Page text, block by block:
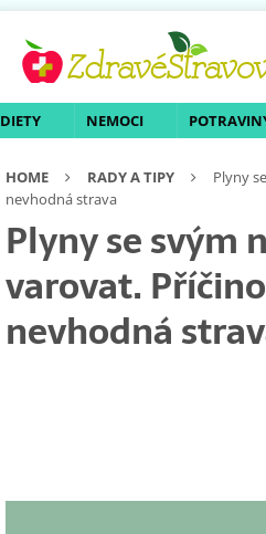
DIETY NEMOCI
HOME RADY A TIPY
Plyny
nevhodná strava
Plyny se svým
varovat.
nevhodná